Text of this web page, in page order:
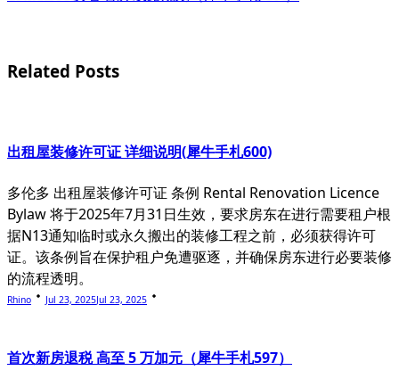
reader-
Related Posts
出租屋装修许可证 详细说明(犀牛手札600)
多伦多 出租屋装修许可证 条例 Rental Renovation Licence
Bylaw 将于2025年7月31日生效，要求房东在进行需要租户根
据N13通知临时或永久搬出的装修工程之前，必须获得许可
证。该条例旨在保护租户免遭驱逐，并确保房东进行必要装修
的流程透明。
Rhino Jul 23, 2025Jul 23, 2025
首次新房退税 高至 5 万加元（犀牛手札597）